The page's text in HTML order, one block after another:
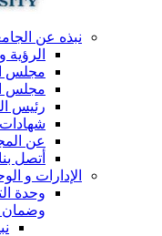
نبذه عن
الرؤية
مجلس
مجلس
رئيس
عن
أتصل بنا
الإدارات و
وحدة
وضمان